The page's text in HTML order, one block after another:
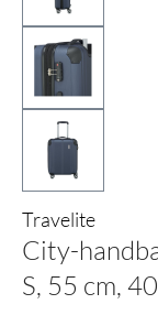
Travelite
City-
S, 55 cm,